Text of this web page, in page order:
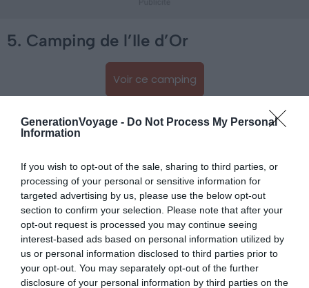
GenerationVoyage - Do Not Process My Personal
Information
If you wish to opt-out of the sale, sharing to third parties, or
processing of your personal or sensitive information for
targeted advertising by us, please use the below opt-out
section to confirm your selection. Please note that after your
opt-out request is processed you may continue seeing
interest-based ads based on personal information utilized by
us or personal information disclosed to third parties prior to
your opt-out. You may separately opt-out of the further
disclosure of your personal information by third parties on the
5. Camping de l’Ile d’Or
Voir ce camping